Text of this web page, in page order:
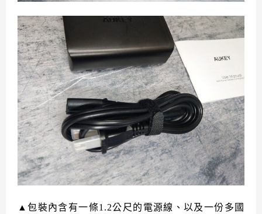
▲包裝內含有一條1.2公尺的電源線、以及一份多國